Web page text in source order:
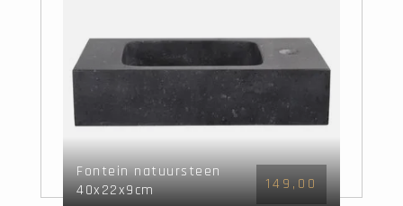
Fontein natuursteen
40x22x9cm
149,00